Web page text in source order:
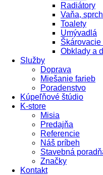
Radiátory
Vaňa,
Toalety
Umývadlá
Škárovacie
Obklady a
Služby
Doprava
Miešanie farieb
Poradenstvo
Kúpeľňové štúdio
K-store
Misia
Predajňa
Referencie
Náš príbeh
Stavebná
Značky
Kontakt